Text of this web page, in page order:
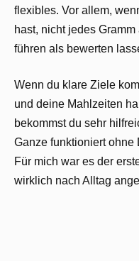
flexibles. Vor allem,
hast, nicht jedes
führen als bewerten
Wenn du klare Ziele
und deine Mahlzeiten
bekommst du sehr
Ganze funktioniert ohne
Für mich war es der
wirklich nach Alltag